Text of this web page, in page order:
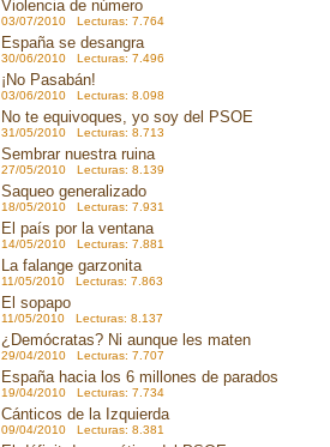
Violencia de número
03/07/2010 Lecturas: 7.764
España se desangra
30/06/2010 Lecturas: 7.496
¡No Pasabán!
03/06/2010 Lecturas: 8.098
No te equivoques, yo soy del PSOE
31/05/2010 Lecturas: 8.713
Sembrar nuestra ruina
27/05/2010 Lecturas: 8.139
Saqueo generalizado
18/05/2010 Lecturas: 7.931
El país por la ventana
14/05/2010 Lecturas: 7.881
La falange garzonita
11/05/2010 Lecturas: 7.863
El sopapo
11/05/2010 Lecturas: 8.137
¿Demócratas? Ni aunque les maten
29/04/2010 Lecturas: 7.707
España hacia los 6 millones de parados
19/04/2010 Lecturas: 7.734
Cánticos de la Izquierda
09/04/2010 Lecturas: 8.381